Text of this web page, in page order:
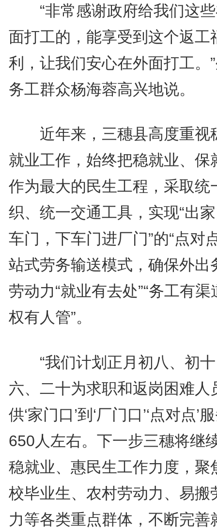
“非常感谢政府给我们这些
面打工的，能享受到这个返工
利，让我们安心在外面打工。
务工群众杨海蓉高兴地说。
近年来，三穗县高度重视
就业工作，始终把稳就业、保
作为最大的民生工程，采取统
织、统一交通工具，实现“出
车门，下车门进厂门”的“点对
站式劳务输送模式，确保外出
劳动力“就业有去处”“务工有渠
权有人管”。
“我们计划正月初八、初十
六、二十为求职和返岗困难人
供‘家门口’到‘厂门口’‘点对点’
650人左右。下一步三穗将继
稳就业、惠民生工作力度，聚
校毕业生、农村劳动力、易搬
力等各类重点群体，不断完善